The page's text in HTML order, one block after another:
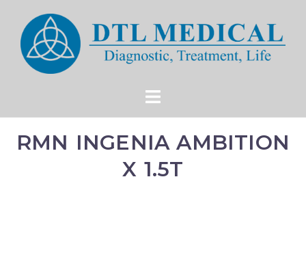
RMN INGENIA AMBITION
X 1.5T